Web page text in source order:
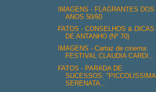
IMAGENS - FLAGRANTES DOS
ANOS 50/60
FATOS - CONSELHOS & DICAS
DE ANTANHO (Nº 70)
IMAGENS - Cartaz de cinema:
FESTIVAL CLAUDIA CARDI...
FATOS - PARADA DE
SUCESSOS: "PICCOLISSIMA
SERENATA...